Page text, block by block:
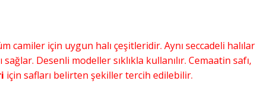
camiler için uygun halı çeşitleridir. Aynı seccadeli
Desenli modeller sıklıkla kullanılır. Cemaatin safı,
için safları belirten şekiller tercih edilebilir.